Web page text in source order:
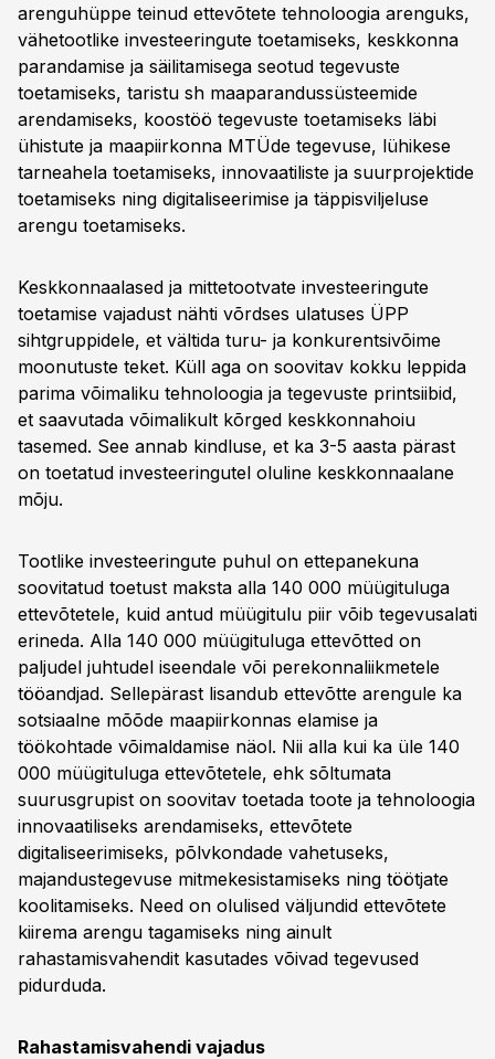
arenguhüppe teinud ettevõtete tehnoloogia arenguks,
vähetootlike investeeringute toetamiseks, keskkonna
parandamise ja säilitamisega seotud tegevuste
toetamiseks, taristu sh maaparandussüsteemide
arendamiseks, koostöö tegevuste toetamiseks läbi
ühistute ja maapiirkonna MTÜde tegevuse, lühikese
tarneahela toetamiseks, innovaatiliste ja suurprojektide
toetamiseks ning digitaliseerimise ja täppisviljeluse
arengu toetamiseks.
Keskkonnaalased ja mittetootvate investeeringute
toetamise vajadust nähti võrdses ulatuses ÜPP
sihtgruppidele, et vältida turu- ja konkurentsivõime
moonutuste teket. Küll aga on soovitav kokku leppida
parima võimaliku tehnoloogia ja tegevuste printsiibid,
et saavutada võimalikult kõrged keskkonnahoiu
tasemed. See annab kindluse, et ka 3-5 aasta pärast
on toetatud investeeringutel oluline keskkonnaalane
mõju.
Tootlike investeeringute puhul on ettepanekuna
soovitatud toetust maksta alla 140 000 müügituluga
ettevõtetele, kuid antud müügitulu piir võib tegevusalati
erineda. Alla 140 000 müügituluga ettevõtted on
paljudel juhtudel iseendale või perekonnaliikmetele
tööandjad. Sellepärast lisandub ettevõtte arengule ka
sotsiaalne mõõde maapiirkonnas elamise ja
töökohtade võimaldamise näol. Nii alla kui ka üle 140
000 müügituluga ettevõtetele, ehk sõltumata
suurusgrupist on soovitav toetada toote ja tehnoloogia
innovaatiliseks arendamiseks, ettevõtete
digitaliseerimiseks, põlvkondade vahetuseks,
majandustegevuse mitmekesistamiseks ning töötjate
koolitamiseks. Need on olulised väljundid ettevõtete
kiirema arengu tagamiseks ning ainult
rahastamisvahendit kasutades võivad tegevused
pidurduda.
Rahastamisvahendi vajadus